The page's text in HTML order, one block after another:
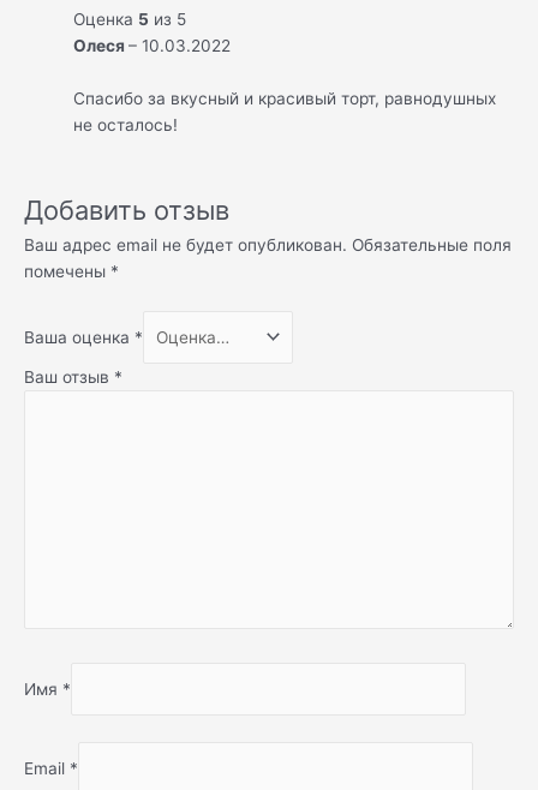
Оценка 5 из 5
Олеся– 10.03.2022
Спасибо за вкусный и красивый торт, равнодушных
не осталось!
Добавить отзыв
Ваш адрес email не будет опубликован. Обязательные поля
помечены *
Ваша оценка *
Ваш отзыв *
Имя *
Email *